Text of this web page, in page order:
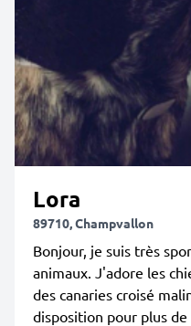
Lora
89710, Champvallon
Bonjour, je suis très
animaux. J'adore les
des canaries croisé
disposition pour plus